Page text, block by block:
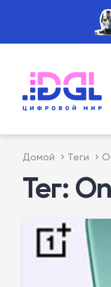
Домой Теги
Тег: